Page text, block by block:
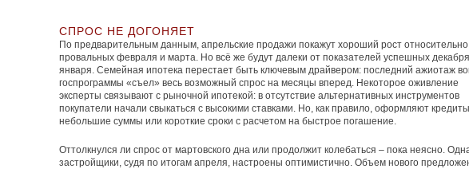
СПРОС НЕ ДОГОНЯЕТ
По предварительным данным, апрельские продажи покажут хороший рост относительно
провальных февраля и марта. Но всё же будут далеки от показателей успешных
января. Семейная ипотека перестает быть ключевым драйвером: последний ажиотаж
госпрограммы «съел» весь возможный спрос на месяцы вперед. Некоторое оживление
эксперты связывают с рыночной ипотекой: в отсутствие альтернативных инструментов
покупатели начали свыкаться с высокими ставками. Но, как правило, оформляют
небольшие суммы или короткие сроки с расчетом на быстрое погашение.
Оттолкнулся ли спрос от мартовского дна или продолжит колебаться – пока неясно.
застройщики, судя по итогам апреля, настроены оптимистично. Объем нового